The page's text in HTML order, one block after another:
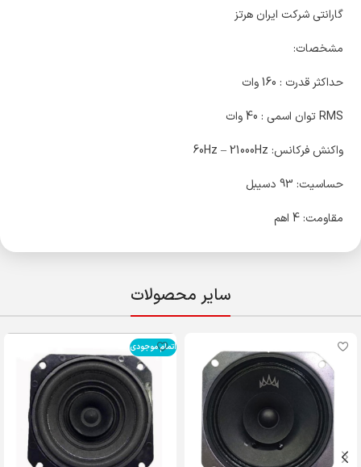
گارانتی شرکت ایران هرتز
مشخصات:
حداکثر قدرت : 160 وات
RMS توان اسمی : 40 وات
واکنش فرکانس: 60Hz – 21000Hz
حساسیت: 93 دسیبل
مقاومت: 4 اهم
سایر محصولات
اتمام موجودی